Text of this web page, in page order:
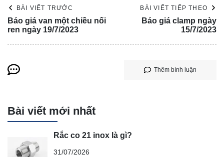
BÀI VIẾT TRƯỚC
Báo giá van một chiều nối
ren ngày 19/7/2023
BÀI VIẾT TIẾP THEO
Báo giá clamp ngày
15/7/2023
Thêm bình luận
Bài viết mới nhất
Rắc co 21 inox là gì?
31/07/2026